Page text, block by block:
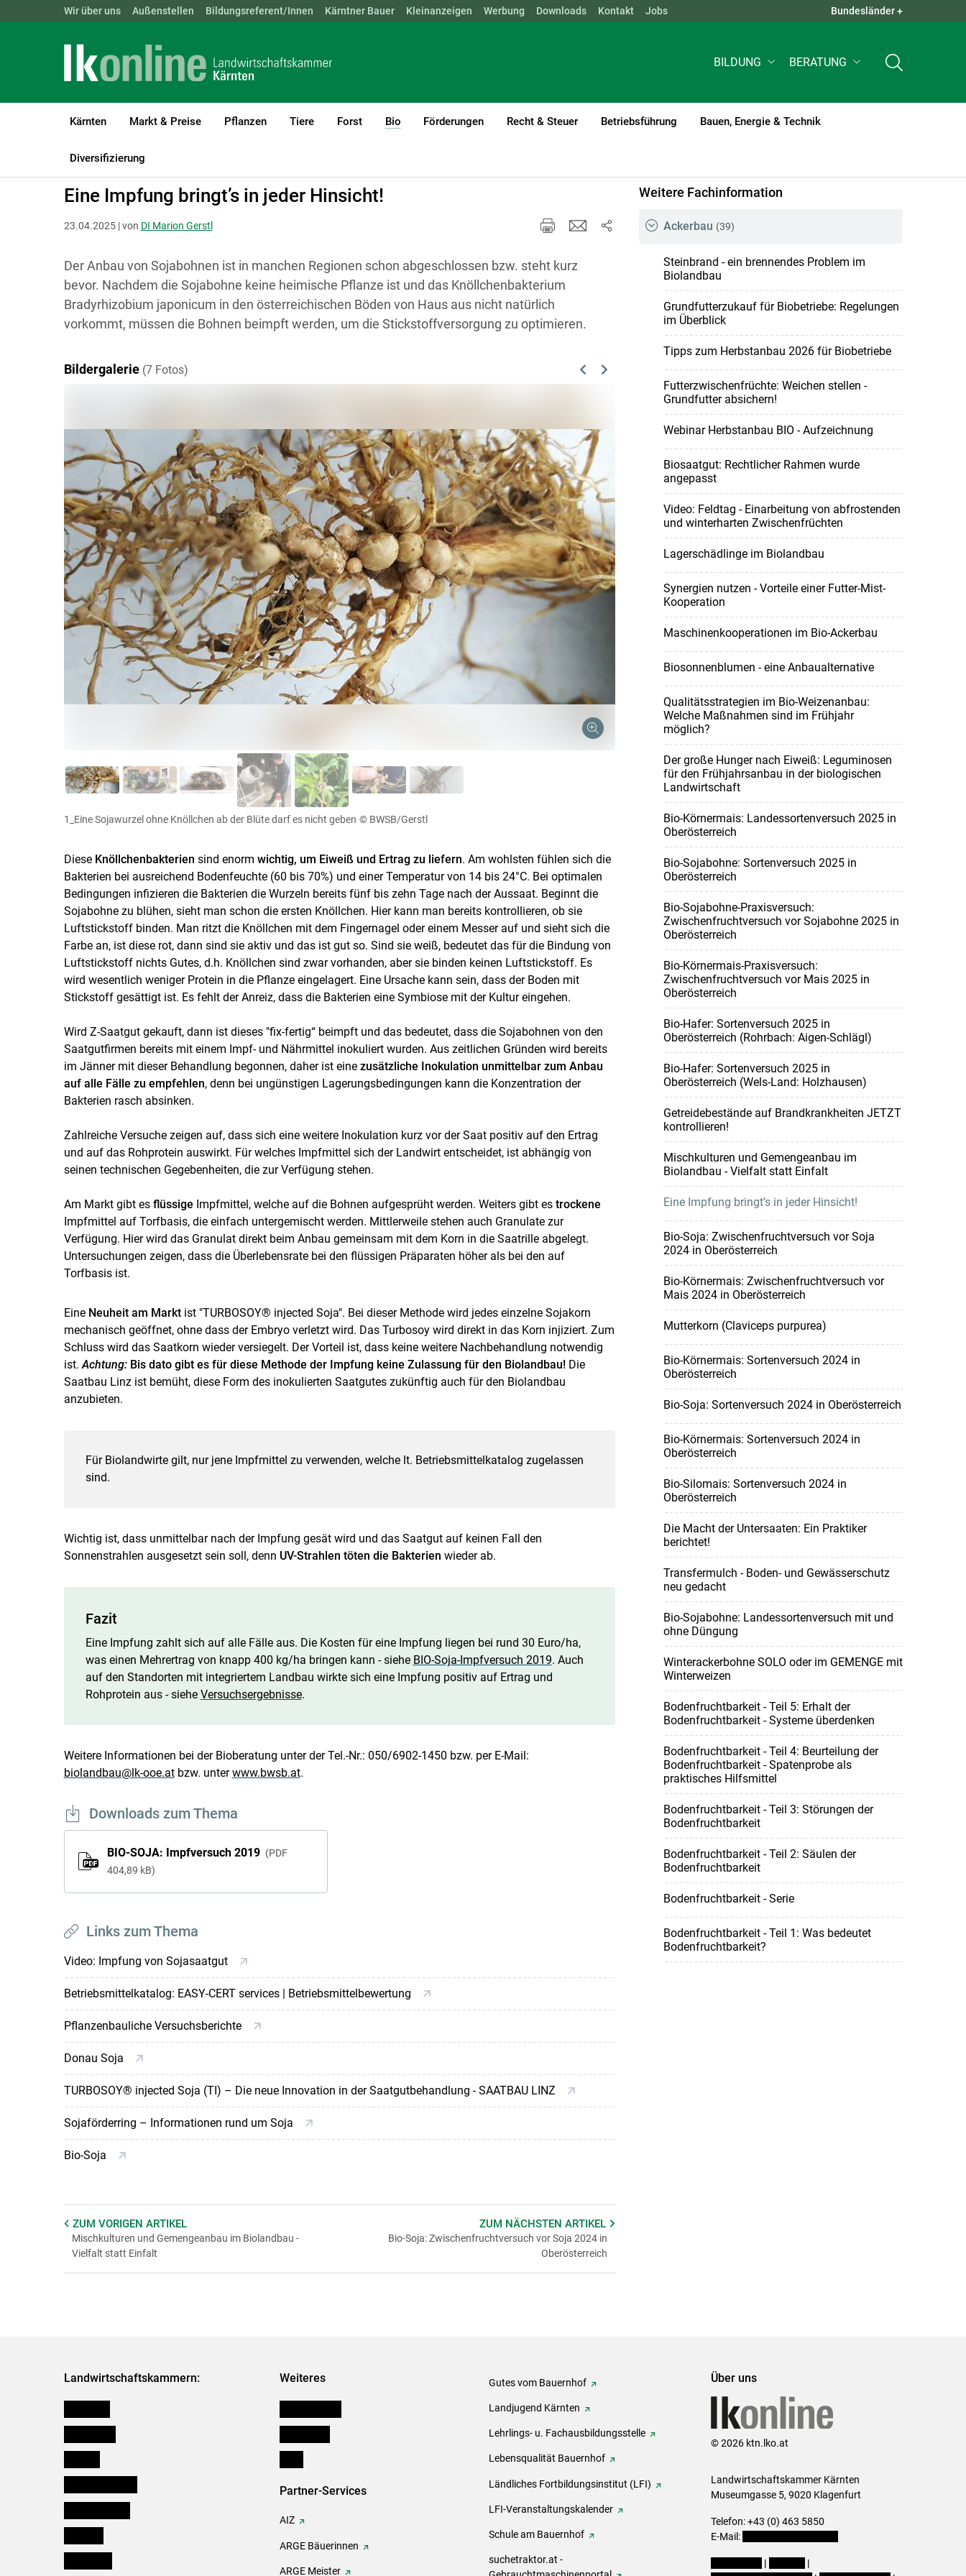
Landwirtschaftskammern: ÖSTERREICH BGLD KTN NÖ OÖ SBG STMK TIROL VBG WIEN QUICK LINKS +
Wir über uns Außenstellen Bildungsreferent/Innen Kärntner Bauer Kleinanzeigen Werbung Downloads Kontakt Jobs Bundesländer +
BILDUNG BERATUNG
Kärnten Markt & Preise Pflanzen Tiere Forst Bio
(current)1
Förderungen Recht & Steuer Betriebsführung Bauen, Energie & Technik
Diversifizierung
LK Kärnten Bio Biologischer Pflanzenbau
Eine Impfung bringt’s in jeder Hinsicht!
23.04.2025 | von DI Marion Gerstl
Der Anbau von Sojabohnen ist in manchen Regionen schon abgeschlossen bzw. steht kurz
bevor. Nachdem die Sojabohne keine heimische Pflanze ist und das Knöllchenbakterium
Bradyrhizobium japonicum in den österreichischen Böden von Haus aus nicht natürlich
vorkommt, müssen die Bohnen beimpft werden, um die Stickstoffversorgung zu optimieren.
Bildergalerie (7 Fotos) Previous
Next
1_Eine Sojawurzel ohne Knöllchen ab der Blüte darf es nicht geben © BWSB/Gerstl
Diese Knöllchenbakterien sind enorm wichtig, um Eiweiß und Ertrag zu liefern. Am wohlsten fühlen sich die
Bakterien bei ausreichend Bodenfeuchte (60 bis 70%) und einer Temperatur von 14 bis 24°C. Bei optimalen
Bedingungen infizieren die Bakterien die Wurzeln bereits fünf bis zehn Tage nach der Aussaat. Beginnt die
Sojabohne zu blühen, sieht man schon die ersten Knöllchen. Hier kann man bereits kontrollieren, ob sie
Luftstickstoff binden. Man ritzt die Knöllchen mit dem Fingernagel oder einem Messer auf und sieht sich die
Farbe an, ist diese rot, dann sind sie aktiv und das ist gut so. Sind sie weiß, bedeutet das für die Bindung von
Luftstickstoff nichts Gutes, d.h. Knöllchen sind zwar vorhanden, aber sie binden keinen Luftstickstoff. Es
wird wesentlich weniger Protein in die Pflanze eingelagert. Eine Ursache kann sein, dass der Boden mit
Stickstoff gesättigt ist. Es fehlt der Anreiz, dass die Bakterien eine Symbiose mit der Kultur eingehen.
Wird Z-Saatgut gekauft, dann ist dieses "fix-fertig“ beimpft und das bedeutet, dass die Sojabohnen von den
Saatgutfirmen bereits mit einem Impf- und Nährmittel inokuliert wurden. Aus zeitlichen Gründen wird bereits
im Jänner mit dieser Behandlung begonnen, daher ist eine zusätzliche Inokulation unmittelbar zum Anbau
auf alle Fälle zu empfehlen, denn bei ungünstigen Lagerungsbedingungen kann die Konzentration der
Bakterien rasch absinken.
Zahlreiche Versuche zeigen auf, dass sich eine weitere Inokulation kurz vor der Saat positiv auf den Ertrag
und auf das Rohprotein auswirkt. Für welches Impfmittel sich der Landwirt entscheidet, ist abhängig von
seinen technischen Gegebenheiten, die zur Verfügung stehen.
Am Markt gibt es flüssige Impfmittel, welche auf die Bohnen aufgesprüht werden. Weiters gibt es trockene
Impfmittel auf Torfbasis, die einfach untergemischt werden. Mittlerweile stehen auch Granulate zur
Verfügung. Hier wird das Granulat direkt beim Anbau gemeinsam mit dem Korn in die Saatrille abgelegt.
Untersuchungen zeigen, dass die Überlebensrate bei den flüssigen Präparaten höher als bei den auf
Torfbasis ist.
Eine Neuheit am Marktist "TURBOSOY® injected Soja". Bei dieser Methode wird jedes einzelne Sojakorn
mechanisch geöffnet, ohne dass der Embryo verletzt wird. Das Turbosoy wird direkt in das Korn injiziert. Zum
Schluss wird das Saatkorn wieder versiegelt. Der Vorteil ist, dass keine weitere Nachbehandlung notwendig
ist. Achtung: Bis dato gibt es für diese Methode der Impfung keine Zulassung für den Biolandbau! Die
Saatbau Linz ist bemüht, diese Form des inokulierten Saatgutes zukünftig auch für den Biolandbau
anzubieten.
Für Biolandwirte gilt, nur jene Impfmittel zu verwenden, welche lt. Betriebsmittelkatalog zugelassen
sind.
Wichtig ist, dass unmittelbar nach der Impfung gesät wird und das Saatgut auf keinen Fall den
Sonnenstrahlen ausgesetzt sein soll, denn UV-Strahlen töten die Bakterien wieder ab.
Fazit
Eine Impfung zahlt sich auf alle Fälle aus. Die Kosten für eine Impfung liegen bei rund 30 Euro/ha,
was einen Mehrertrag von knapp 400 kg/ha bringen kann - siehe BIO-Soja-Impfversuch 2019. Auch
auf den Standorten mit integriertem Landbau wirkte sich eine Impfung positiv auf Ertrag und
Rohprotein aus - siehe Versuchsergebnisse.
Weitere Informationen bei der Bioberatung unter der Tel.-Nr.: 050/6902-1450 bzw. per E-Mail:
biolandbau@lk-ooe.atbzw. unterwww.bwsb.at.
Downloads zum Thema
BIO-SOJA: Impfversuch 2019
PDF
404,89 kB
Links zum Thema
Video: Impfung von Sojasaatgut
Betriebsmittelkatalog: EASY-CERT services | Betriebsmittelbewertung
Pflanzenbauliche Versuchsberichte
Donau Soja
TURBOSOY® injected Soja (TI) – Die neue Innovation in der Saatgutbehandlung - SAATBAU LINZ
Sojaförderring – Informationen rund um Soja
Bio-Soja
ZUM VORIGEN ARTIKEL
Mischkulturen und Gemengeanbau im Biolandbau -
Vielfalt statt Einfalt
ZUM NÄCHSTENARTIKEL
Bio-Soja: Zwischenfruchtversuch vor Soja 2024 in
Oberösterreich
Weitere Fachinformation
Ackerbau (39)
Steinbrand - ein brennendes Problem im
Biolandbau
Grundfutterzukauf für Biobetriebe: Regelungen
im Überblick
Tipps zum Herbstanbau 2026 für Biobetriebe
Futterzwischenfrüchte: Weichen stellen -
Grundfutter absichern!
Webinar Herbstanbau BIO - Aufzeichnung
Biosaatgut: Rechtlicher Rahmen wurde
angepasst
Video: Feldtag - Einarbeitung von abfrostenden
und winterharten Zwischenfrüchten
Lagerschädlinge im Biolandbau
Synergien nutzen - Vorteile einer Futter-Mist-
Kooperation
Maschinenkooperationen im Bio-Ackerbau
Biosonnenblumen - eine Anbaualternative
Qualitätsstrategien im Bio-Weizenanbau:
Welche Maßnahmen sind im Frühjahr
möglich?
Der große Hunger nach Eiweiß: Leguminosen
für den Frühjahrsanbau in der biologischen
Landwirtschaft
Bio-Körnermais: Landessortenversuch 2025 in
Oberösterreich
Bio-Sojabohne: Sortenversuch 2025 in
Oberösterreich
Bio-Sojabohne-Praxisversuch:
Zwischenfruchtversuch vor Sojabohne 2025 in
Oberösterreich
Bio-Körnermais-Praxisversuch:
Zwischenfruchtversuch vor Mais 2025 in
Oberösterreich
Bio-Hafer: Sortenversuch 2025 in
Oberösterreich (Rohrbach: Aigen-Schlägl)
Bio-Hafer: Sortenversuch 2025 in
Oberösterreich (Wels-Land: Holzhausen)
Getreidebestände auf Brandkrankheiten JETZT
kontrollieren!
Mischkulturen und Gemengeanbau im
Biolandbau - Vielfalt statt Einfalt
Eine Impfung bringt’s in jeder Hinsicht!
Bio-Soja: Zwischenfruchtversuch vor Soja
2024 in Oberösterreich
Bio-Körnermais: Zwischenfruchtversuch vor
Mais 2024 in Oberösterreich
Mutterkorn (Claviceps purpurea)
Bio-Körnermais: Sortenversuch 2024 in
Oberösterreich
Bio-Soja: Sortenversuch 2024 in Oberösterreich
Bio-Körnermais: Sortenversuch 2024 in
Oberösterreich
Bio-Silomais: Sortenversuch 2024 in
Oberösterreich
Die Macht der Untersaaten: Ein Praktiker
berichtet!
Transfermulch - Boden- und Gewässerschutz
neu gedacht
Bio-Sojabohne: Landessortenversuch mit und
ohne Düngung
Winterackerbohne SOLO oder im GEMENGE mit
Winterweizen
Bodenfruchtbarkeit - Teil 5: Erhalt der
Bodenfruchtbarkeit - Systeme überdenken
Bodenfruchtbarkeit - Teil 4: Beurteilung der
Bodenfruchtbarkeit - Spatenprobe als
praktisches Hilfsmittel
Bodenfruchtbarkeit - Teil 3: Störungen der
Bodenfruchtbarkeit
Bodenfruchtbarkeit - Teil 2: Säulen der
Bodenfruchtbarkeit
Bodenfruchtbarkeit - Serie
Bodenfruchtbarkeit - Teil 1: Was bedeutet
Bodenfruchtbarkeit?
Landwirtschaftskammern: Weiteres
Partner-Services
AIZ
ARGE Bäuerinnen
ARGE Meister
Gutes vom Bauernhof
Landjugend Kärnten
Lehrlings- u. Fachausbildungsstelle
Lebensqualität Bauernhof
Ländliches Fortbildungsinstitut (LFI)
LFI-Veranstaltungskalender
Schule am Bauernhof
suchetraktor.at -
Über uns
© 2026 ktn.lko.at
Landwirtschaftskammer Kärnten
Museumgasse 5, 9020 Klagenfurt
Telefon: +43 (0) 463 5850
E-Mail:
|
|